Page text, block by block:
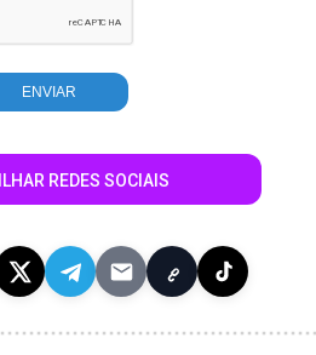
REDES SOCIAIS